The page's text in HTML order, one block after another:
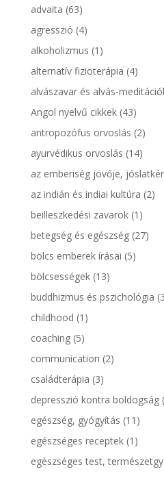
advaita (63)
agresszió (4)
alkoholizmus (1)
alternatív fizioterápia (4)
alvászavar és alvás-
Angol nyelvű cikkek(43)
antropozófus orvoslás (2)
ayurvédikus orvoslás (14)
az emberiség jövője,
az indián és indiai kultúra (2)
beilleszkedési zavarok(1)
betegség és egészség(27)
bölcs emberek írásai (5)
bölcsességek(13)
buddhizmus és pszichológia
childhood (1)
coaching(5)
communication (2)
családterápia (3)
depresszió kontra boldogság
egészség, gyógyítás (11)
egészséges receptek(1)
egészséges test,